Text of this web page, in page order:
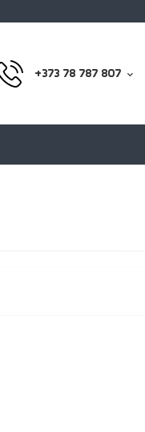
+373 78 787 807